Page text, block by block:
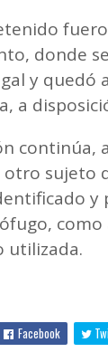
donde
y quedó
a
continúa,
sujeto
y
como
utilizada.
Facebook